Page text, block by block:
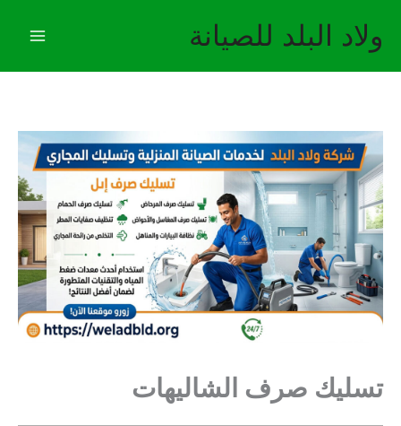
ولاد البلد للصيانة
تسليك صرف الشاليهات